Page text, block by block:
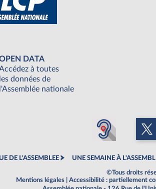
DATA
à toutes
les données de
l'Assemblée nationale
DE L'ASSEMBLEE UNE SEMAINE À
©Tous droits
Mentions légales
Accessibilité : partiellement